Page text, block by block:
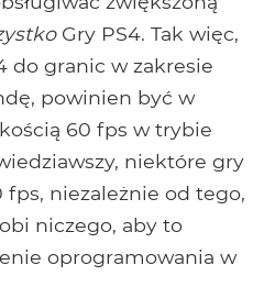
Gry PS4. Tak więc,
do granic w zakresie
powinien być w
60 fps w trybie
niektóre gry
fps, niezależnie od tego,
niczego, aby to
oprogramowania w